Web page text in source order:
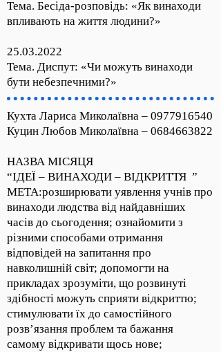
Тема. Бесіда-розповідь: «Як винаходи
впливають на життя людини?»
25.03.2022
Тема. Диспут: «Чи можуть винаходи
бути небезпечними?»
Кухта Лариса Миколаївна – 0977916540
Куцин Любов Миколаївна – 0684663822
НАЗВА МІСЯЦЯ
“ІДЕЇ – ВИНАХОДИ – ВІДКРИТТЯ ”
МЕТА:розширювати уявлення учнів про
винаходи людства від найдавніших
часів до сьогодення; ознайомити з
різними способами отримання
відповідей на запитання про
навколишній світ; допомогти на
прикладах зрозуміти, що розвинуті
здібності можуть сприяти відкриттю;
стимулювати їх до самостійного
розв’язання проблем та бажання
самому відкривати щось нове;